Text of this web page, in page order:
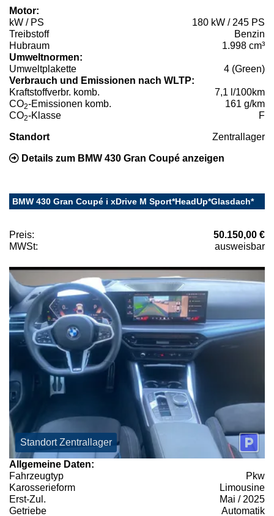
Motor:
kW / PS
180 kW / 245 PS
Treibstoff
Benzin
Hubraum
1.998 cm³
Umweltnormen:
Umweltplakette
4 (Green)
Verbrauch und Emissionen nach WLTP:
Kraftstoffverbr. komb.
7,1 l/100km
CO2-Emissionen komb.
161 g/km
CO2-Klasse F
Standort Zentrallager
Details zum BMW 430 Gran Coupé anzeigen
BMW 430 Gran Coupé i xDrive M Sport*HeadUp*Glasdach*
Preis:
50.150,00 €
MWSt:
ausweisbar
Standort Zentrallager
Allgemeine Daten:
Fahrzeugtyp
Pkw
Karosserieform
Limousine
Erst-Zul.
Mai / 2025
Getriebe
Automatik